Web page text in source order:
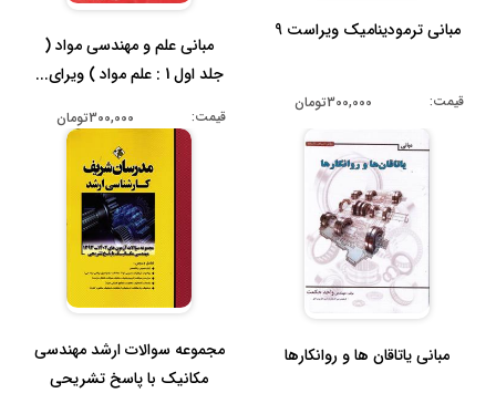
مبانی ترمودینامیک ویراست 9
قیمت: 300,000تومان
مبانی علم و مهندسی مواد (
جلد اول 1 : علم مواد ) ویرای...
قیمت: 300,000تومان
مبانی یاتاقان ها و روانکارها
مجموعه سوالات ارشد مهندسی
مکانیک با پاسخ تشریحی